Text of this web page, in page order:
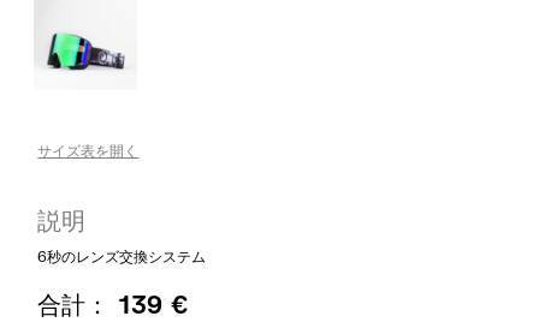
サイズ表を開く
説明
6秒のレンズ交換システム
合計： 139 €